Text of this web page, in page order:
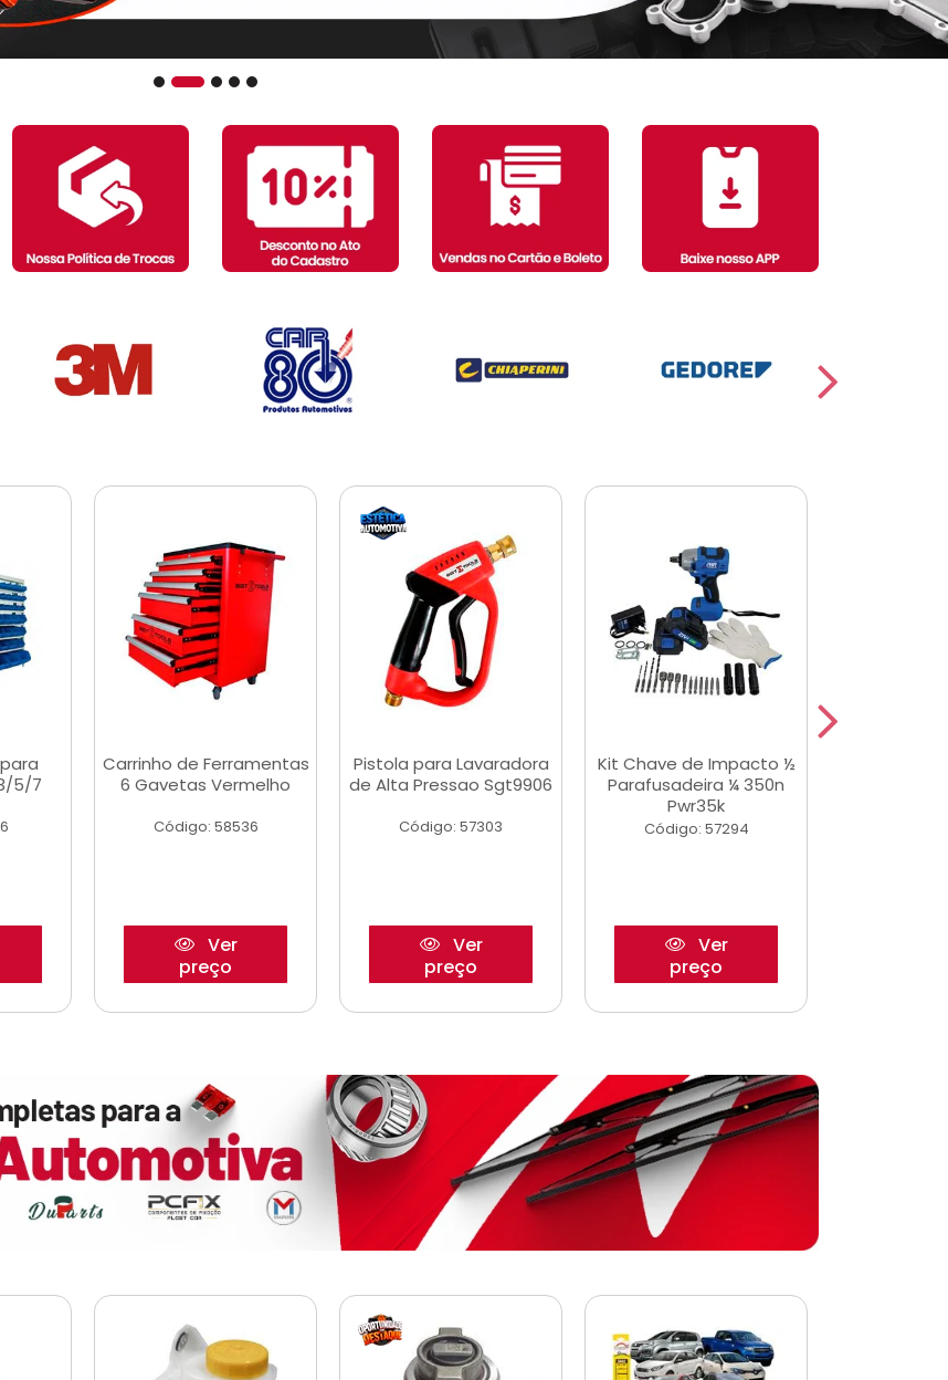
5/7
Carrinho de Ferramentas
6 Gavetas Vermelho
Código: 58536
Ver
preço
Pistola para Lavaradora
de Alta Pressao Sgt9906
Código: 57303
Ver
preço
Kit Chave de Impacto ½
Parafusadeira ¼ 350n
Pwr35k
Código: 57294
Ver
preço